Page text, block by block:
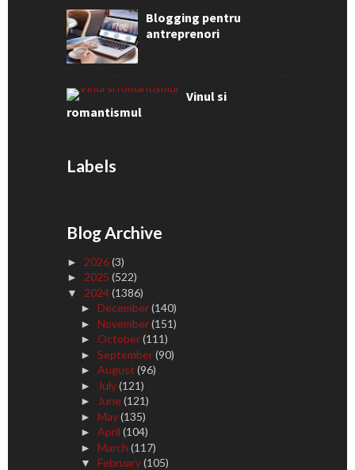
Blogging pentru
antreprenori
Vinul si
romantismul
Labels
Blog Archive
► 2026(3)
► 2025 (522)
▼ 2024(1386)
► December(140)
► November(151)
► October(111)
► September(90)
► August (96)
► July(121)
► June(121)
► May(135)
► April (104)
► March (117)
▼ February(105)